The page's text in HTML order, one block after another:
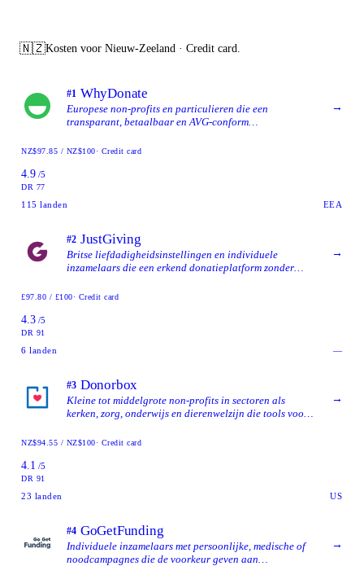
🇳🇿Kosten voor Nieuw-Zeeland · Credit card.
#1 WhyDonate
Europese non-profits en particulieren die een
transparant, betaalbaar en AVG-conform
multi-valuta-ondersteuning.
NZ$97.85 / NZ$100· Credit card
4.9 /5
DR 77
115 landen EEA
→
#2 JustGiving
Britse liefdadigheidsinstellingen en individuele
inzamelaars die een erkend donatieplatform zonder
volledig gratis directe-donatie-optie.
£97.80 / £100· Credit card
4.3 /5
DR 91
6 landen —
→
#3 Donorbox
Kleine tot middelgrote non-profits in sectoren als
kerken, zorg, onderwijs en dierenwelzijn die tools voor
een beheerd donatieformulier willen zonder zich te
NZ$94.55 / NZ$100· Credit card
4.1 /5
DR 91
23 landen US
→
#4 GoGetFunding
Individuele inzamelaars met persoonlijke, medische of
noodcampagnes die de voorkeur geven aan
→